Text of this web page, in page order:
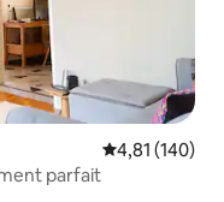
Note
4,81 (140)
parfait